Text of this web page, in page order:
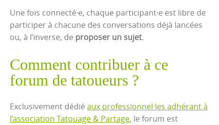
Une fois connecté·e, chaque participant·e est libre de
participer à chacune des conversations déjà lancées
ou, à l’inverse, de proposer un sujet.
Comment contribuer à ce
forum de tatoueurs ?
Exclusivement dédié aux professionnel·les adhérant à
l’association Tatouage & Partage, le forum est